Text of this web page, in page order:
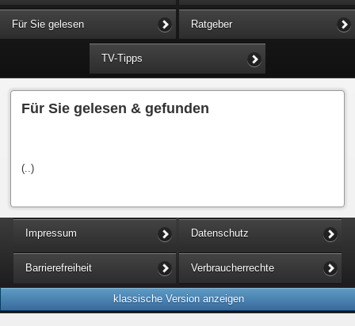
Für Sie gelesen Ratgeber
TV-Tipps
Für Sie gelesen & gefunden
(..)
Impressum Datenschutz
Barrierefreiheit Verbraucherrechte
klassische Version anzeigen